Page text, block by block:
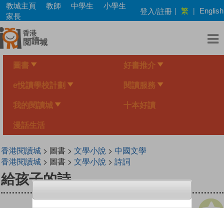
Skip
main
content
教城主頁 教師 中學生
小學生
家長
登入/註冊 | 繁 | English
圖書 好書推介
e悅讀學校計劃 閱讀服務
我的閱讀城 十本好讀
漫話生活
香港閱讀城> 圖書 > 文學小說 > 中國文學
香港閱讀城> 圖書 > 文學小說 > 詩詞
給孩子的詩